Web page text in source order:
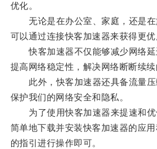
优化。
无论是在办公室、家庭，还是在
可以通过连接快客加速器来获得更优
快客加速器不仅能够减少网络延
提高网络稳定性，解决网络断断续续
此外，快客加速器还具备流量压
保护我们的网络安全和隐私。
为了使用快客加速器来提速和优
简单地下载并安装快客加速器的应
的指引进行操作即可。